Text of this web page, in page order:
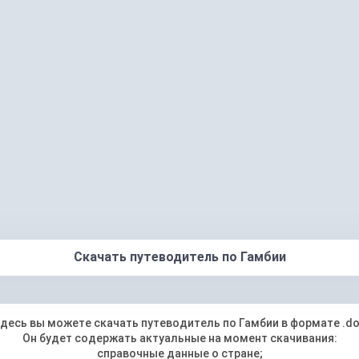
Скачать путеводитель по Гамбии
вы можете скачать путеводитель по Гамбии в формате
Он будет содержать актуальные на момент скачивания:
справочные данные о стране;